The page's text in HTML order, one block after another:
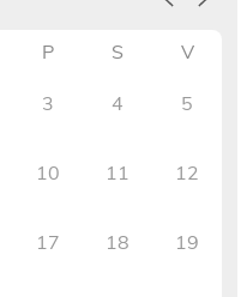
P S V
3 4 5
10 11 12
17 18 19